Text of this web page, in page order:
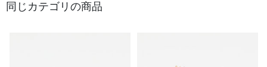
同じカテゴリの商品